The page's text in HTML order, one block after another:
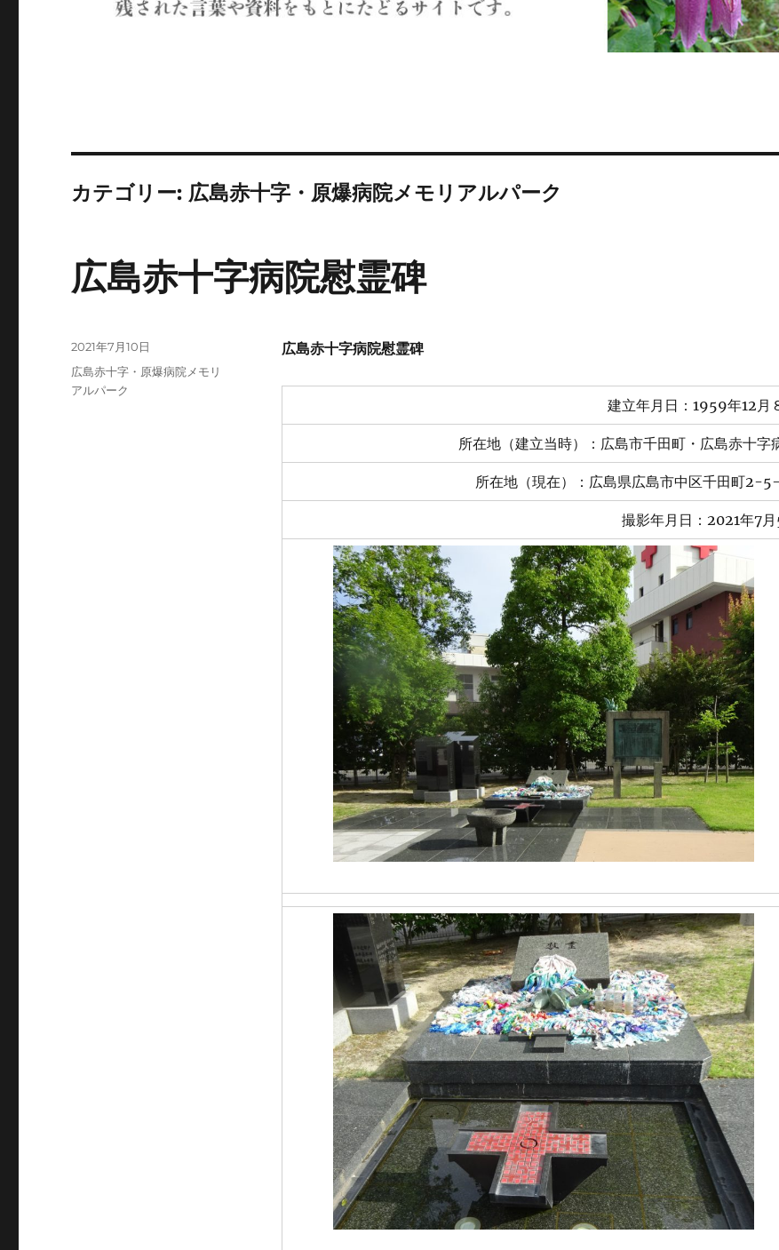
カテゴリー: 広島赤十字・原爆病院メモリアルパーク
広島赤十字病院慰霊碑
広島赤十字病院慰霊碑
建立年月日：1959年12月
所在地（建立当時）：広島市千田町・広島赤十字
所在地（現在）：広島県広島市中区千田町2-
撮影年月日：2021年7月
投
稿
2021年7月10日
カ
テ
広島赤十字・原爆病院メモリ
アルパーク